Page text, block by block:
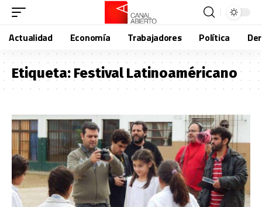
Actualidad Economía Trabajadores Política
Etiqueta:Festival Latinoaméricano